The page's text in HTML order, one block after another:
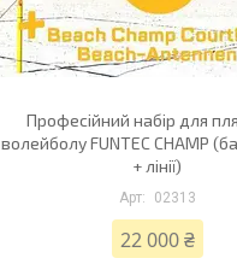
Професійний набір для
волейболу FUNTEC CHAMP
+ лінії)
02313
22 000 ₴